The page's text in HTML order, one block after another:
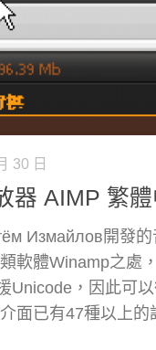
30 日
器 AIMP 繁
Измайлов開發
軟體Winamp之處
Unicode，因此可
面已有47種以上